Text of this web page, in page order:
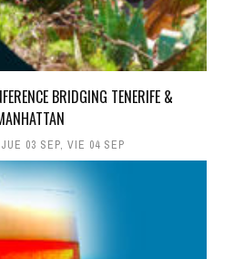
BRIDGING TENERIFE &
JUE 03 SEP, VIE 04 SEP